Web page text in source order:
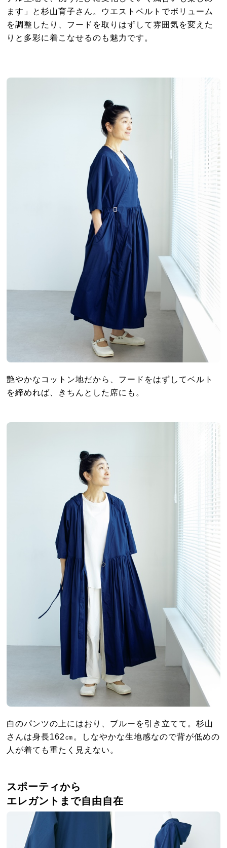
ます」と杉山育子さん。ウエストベルトでボリューム
を調整したり、フードを取りはずして雰囲気を変えた
りと多彩に着こなせるのも魅力です。
艶やかなコットン地だから、フードをはずしてベルト
を締めれば、きちんとした席にも。
白のパンツの上にはおり、ブルーを引き立てて。杉山
さんは身長162㎝。しなやかな生地感なので背が低めの
人が着ても重たく見えない。
スポーティから
エレガントまで自由自在